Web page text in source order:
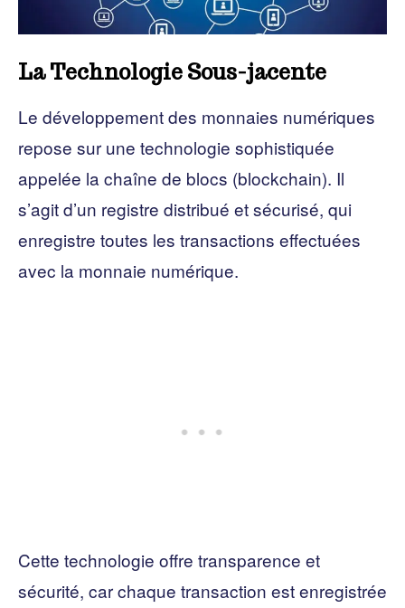
La Technologie Sous-jacente
Le développement des monnaies numériques
repose sur une technologie sophistiquée
appelée la chaîne de blocs (blockchain). Il
s’agit d’un registre distribué et sécurisé, qui
enregistre toutes les transactions effectuées
avec la monnaie numérique.
Cette technologie offre transparence et
sécurité, car chaque transaction est enregistrée